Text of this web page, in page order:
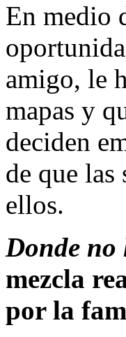
En medio
amigo, le
mapas y
deciden
de que las
ellos.
Donde no
mezcla
por la